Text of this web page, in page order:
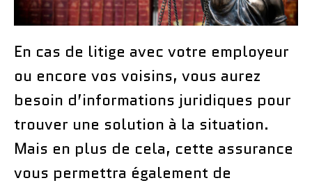
En cas de litige avec votre employeur
ou encore vos voisins, vous aurez
besoin d’informations juridiques pour
trouver une solution à la situation.
Mais en plus de cela, cette assurance
vous permettra également de